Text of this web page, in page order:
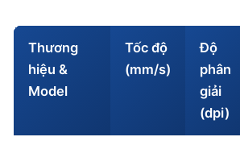
Thương
hiệu &
Model
Tốc độ
(mm/s)
Độ
phân
giải
(dpi)